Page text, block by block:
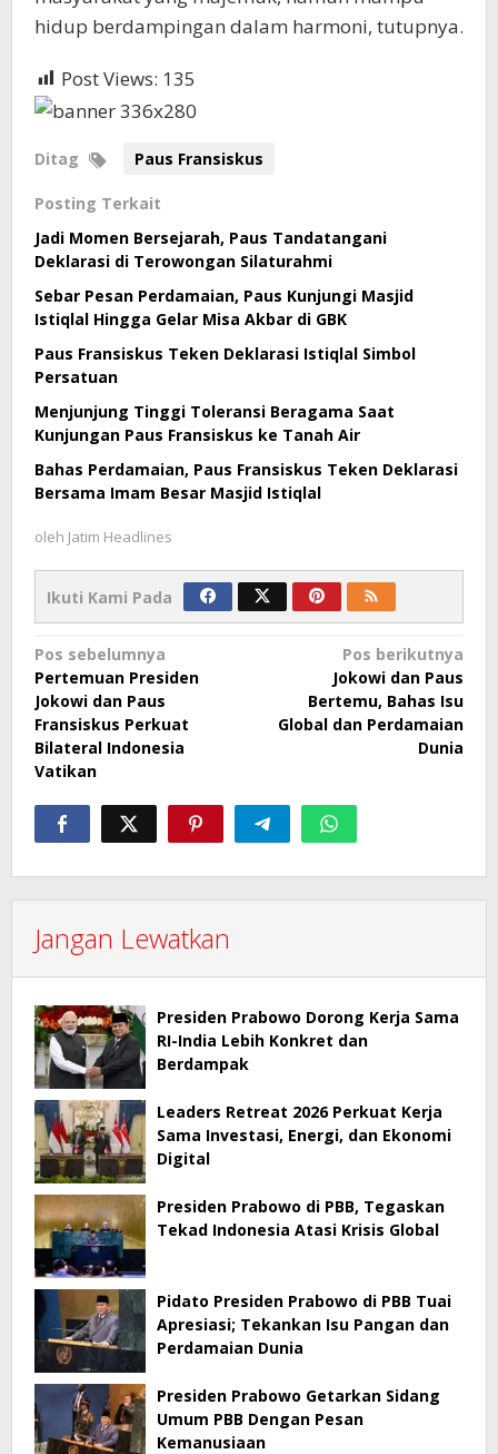
hidup berdampingan dalam harmoni, tutupnya.
Post Views: 135
Ditag Paus Fransiskus
Posting Terkait
Jadi Momen Bersejarah, Paus Tandatangani
Deklarasi di Terowongan Silaturahmi
Sebar Pesan Perdamaian, Paus Kunjungi Masjid
Istiqlal Hingga Gelar Misa Akbar di GBK
Paus Fransiskus Teken Deklarasi Istiqlal Simbol
Persatuan
Menjunjung Tinggi Toleransi Beragama Saat
Kunjungan Paus Fransiskus ke Tanah Air
Bahas Perdamaian, Paus Fransiskus Teken Deklarasi
Bersama Imam Besar Masjid Istiqlal
oleh Jatim Headlines
Ikuti Kami Pada
Navigasi
pos
Pos sebelumnya
Pertemuan Presiden
Jokowi dan Paus
Fransiskus Perkuat
Bilateral Indonesia
Vatikan
Pos berikutnya
Jokowi dan Paus
Bertemu, Bahas Isu
Global dan Perdamaian
Dunia
Jangan Lewatkan
Presiden Prabowo Dorong Kerja Sama
RI-India Lebih Konkret dan
Berdampak
Leaders Retreat 2026 Perkuat Kerja
Sama Investasi, Energi, dan Ekonomi
Digital
Presiden Prabowo di PBB, Tegaskan
Tekad Indonesia Atasi Krisis Global
Pidato Presiden Prabowo di PBB Tuai
Apresiasi; Tekankan Isu Pangan dan
Perdamaian Dunia
Presiden Prabowo Getarkan Sidang
Umum PBB Dengan Pesan
Kemanusiaan